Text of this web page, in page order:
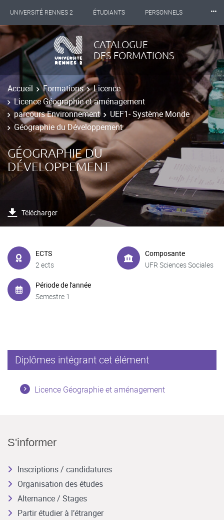
UNIVERSITÉ RENNES 2 ÉTUDIANTS PERSONNELS
INTERNATIONAL PROFESSIONNELS BIBLIOTHÈQUES
LES NOUVELLES DE RENNES 2
⸱⸱⸱
CATALOGUE
DES FORMATIONS
Accueil Formations
Licence
Licence Géographie et aménagement
parcours Environnement
UEF1- Système Monde
Géographie du Développement
GÉOGRAPHIE DU
DÉVELOPPEMENT
Télécharger
ECTS
2 ects
Composante
UFR Sciences Sociales
Période de l'année
Semestre 1
Diplômes intégrant cet élément
Licence Géographie et aménagement
S'informer
Inscriptions / candidatures
Organisation des études
Alternance / Stages
Partir étudier à l’étranger